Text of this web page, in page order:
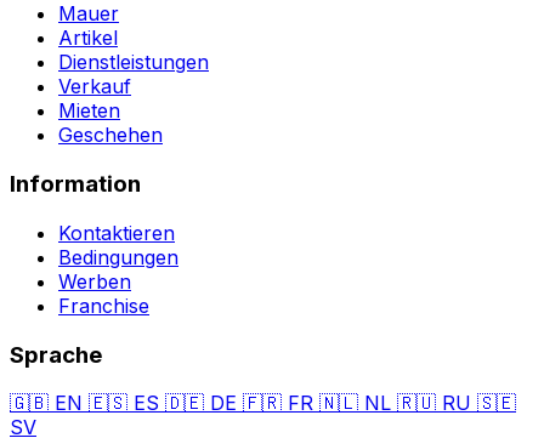
Mauer
Artikel
Dienstleistungen
Verkauf
Mieten
Geschehen
Information
Kontaktieren
Bedingungen
Werben
Franchise
Sprache
🇬🇧 EN 🇪🇸 ES 🇩🇪 DE 🇫🇷 FR 🇳🇱 NL 🇷🇺 RU 🇸🇪
SV